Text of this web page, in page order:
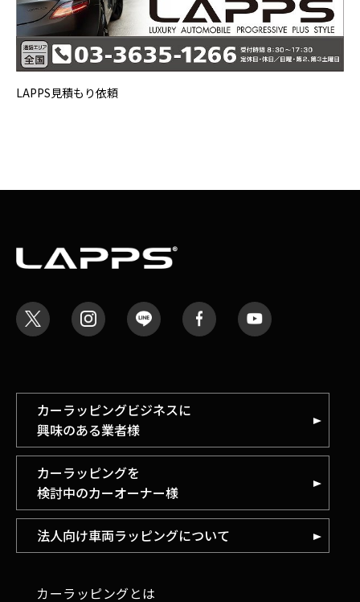
LAPPS見積もり依頼
カーラッピングビジネスに
興味のある業者様
カーラッピングを
検討中のカーオーナー様
法人向け車両ラッピングについて
カーラッピングとは